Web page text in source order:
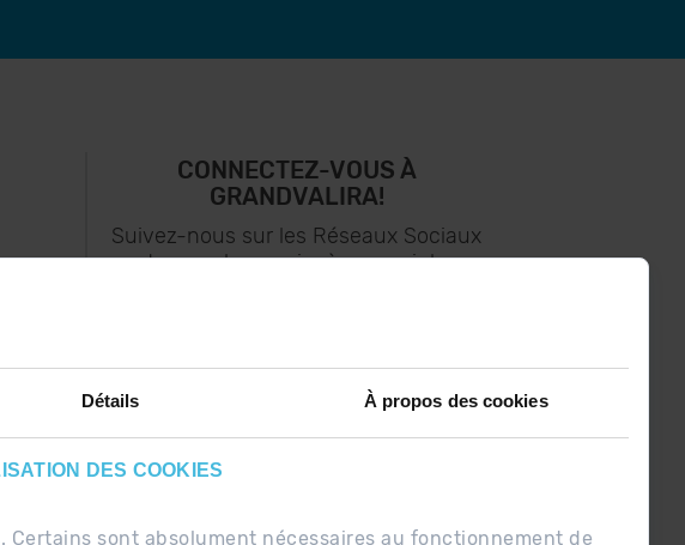
Détails À propos des cookies
DES COOKIES
Certains sont absolument nécessaires au fonctionnement de
CONNECTEZ-VOUS À
GRANDVALIRA!
Suivez-nous sur les Réseaux Sociaux
et soyez le premier à recevoir les